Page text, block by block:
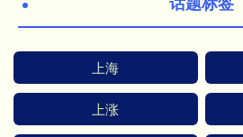
上海
上涨